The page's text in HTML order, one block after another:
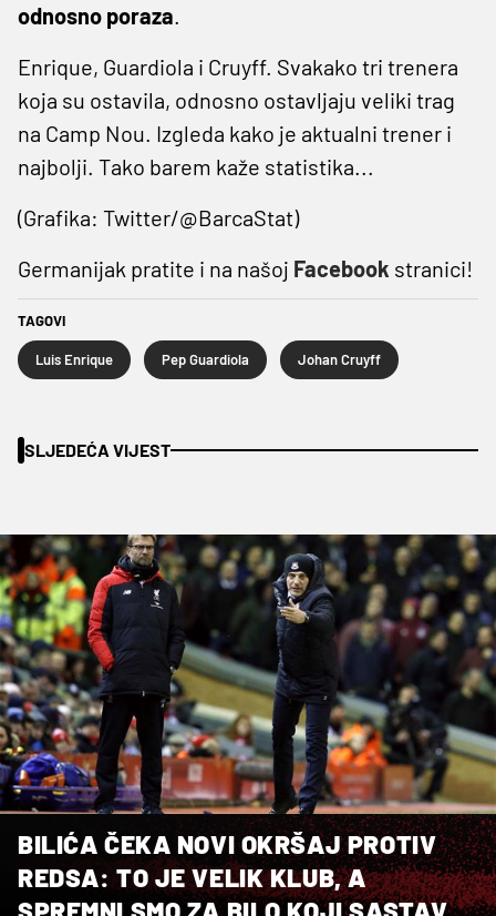
odnosno poraza.
Enrique, Guardiola i Cruyff. Svakako tri trenera
koja su ostavila, odnosno ostavljaju veliki trag
na Camp Nou. Izgleda kako je aktualni trener i
najbolji. Tako barem kaže statistika...
(Grafika: Twitter/@BarcaStat)
Germanijak pratite i na našoj Facebook stranici!
TAGOVI
Luis Enrique Pep Guardiola Johan Cruyff
SLJEDEĆA VIJEST
BILIĆA ČEKA NOVI OKRŠAJ PROTIV
REDSA: TO JE VELIK KLUB, A